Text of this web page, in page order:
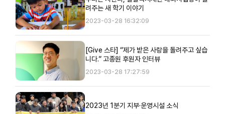
려주는 새 학기 이야기
2023-03-28 16:32:09
[Give 스타] “제가 받은 사랑을 돌려주고 싶습
니다.” 고종원 후원자 인터뷰
2023-03-28 17:27:59
2023년 1분기 지부·운영시설 소식